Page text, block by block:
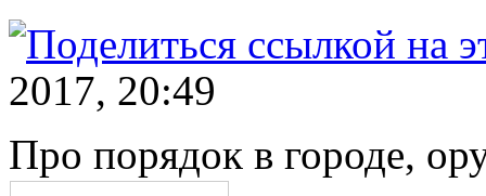
2017, 20:49
Про порядок в городе,